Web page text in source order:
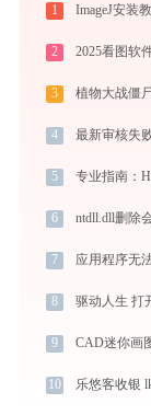
1 ImageJ安装
2
3
4 最新审核失
5
6 ntdll.dll删除
7 应用程序无
8 驱动人生 打
9
10 乐悠客收银